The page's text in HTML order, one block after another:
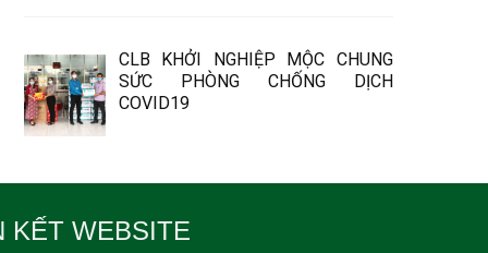
CLB KHỞI NGHIỆP MỘC CHUNG
SỨC PHÒNG CHỐNG DỊCH
COVID19
KẾT WEBSITE